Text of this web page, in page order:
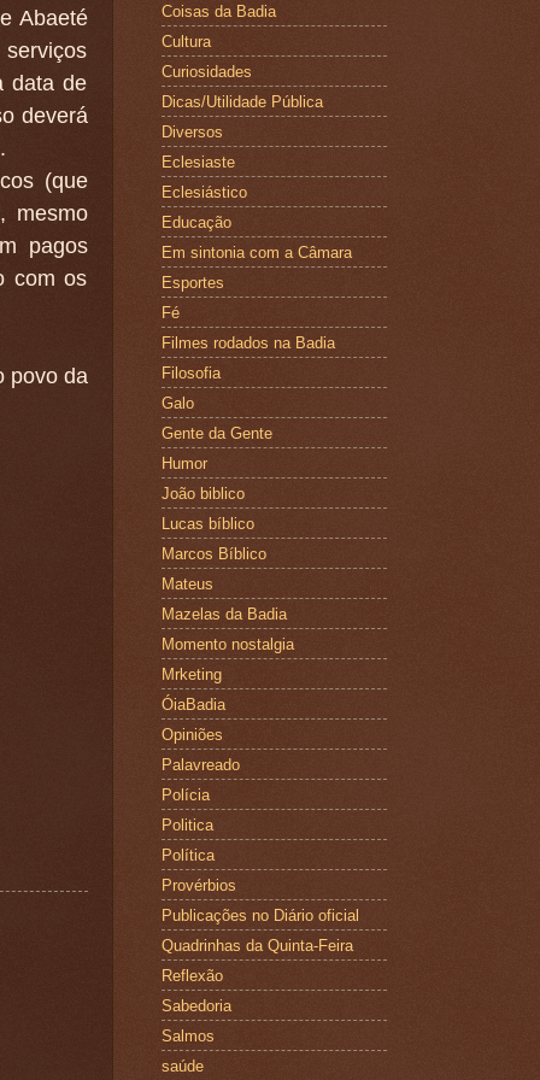
Abaeté
data de
deverá
(que
mesmo
pagos
com os
povo da
Coisas da Badia
Cultura
Curiosidades
Dicas/Utilidade Pública
Diversos
Eclesiaste
Eclesiástico
Educação
Em sintonia com a Câmara
Esportes
Fé
Filmes rodados na Badia
Filosofia
Galo
Gente da Gente
Humor
João biblico
Lucas bíblico
Marcos Bíblico
Mateus
Mazelas da Badia
Momento nostalgia
Mrketing
ÓiaBadia
Opiniões
Palavreado
Polícia
Politica
Política
Provérbios
Publicações no Diário oficial
Quadrinhas da Quinta-Feira
Reflexão
Sabedoria
Salmos
saúde